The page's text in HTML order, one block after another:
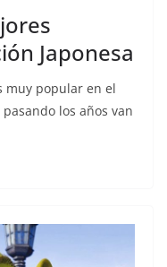
Japonesa
muy popular en el
los años van